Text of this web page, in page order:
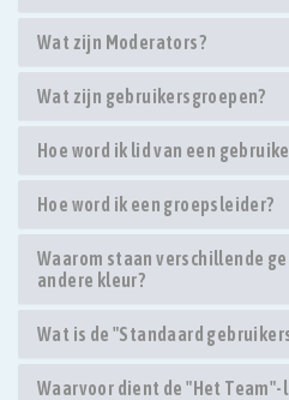
Wat zijn Moderators?
Wat zijn gebruikersgroepen?
Hoe word ik lid van een
Hoe word ik een groepsleider?
Waarom staan verschillende
andere kleur?
Wat is de "Standaard
Waarvoor dient de "Het Team"-